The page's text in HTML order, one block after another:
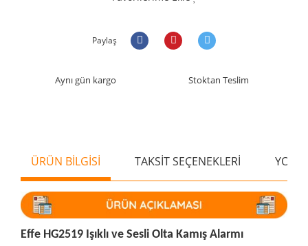
Paylaş
Aynı gün kargo Stoktan Teslim
ÜRÜN BİLGİSİ TAKSİT SEÇENEKLERİ
Effe HG2519 Işıklı ve Sesli Olta Kamış Alarmı